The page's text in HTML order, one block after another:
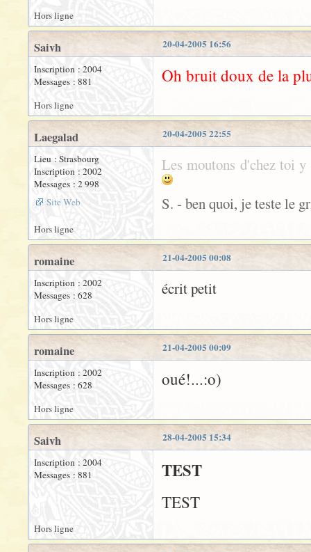
Hors ligne
20-04-2005 16:56
Saivh
Inscription : 2004
Messages : 881
Oh bruit doux de la
Hors ligne
20-04-2005 22:55
Laegalad
Lieu : Strasbourg
Inscription : 2002
Messages : 2 998
Site Web
Les moutons d'chez toi
S. - ben quoi, je teste le
Hors ligne
21-04-2005 00:08
romaine
Inscription : 2002
Messages : 628
écrit petit
Hors ligne
21-04-2005 00:09
romaine
Inscription : 2002
Messages : 628
oué!...:o)
Hors ligne
28-04-2005 15:34
Saivh
Inscription : 2004
Messages : 881
TEST
TEST
Hors ligne